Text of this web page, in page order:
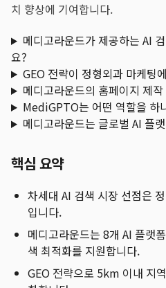
치 향상에 기여합니다.
메디고라운드가 제공하는 AI
요?
GEO 전략이 정형외과 마케팅
메디고라운드의 홈페이지 제
MediGPTO는 어떤 역할을 하
메디고라운드는 글로벌 AI 플
핵심 요약
차세대 AI 검색 시장 선점은
입니다.
메디고라운드는 8개 AI 플랫
색 최적화를 지원합니다.
GEO 전략으로 5km 이내 지